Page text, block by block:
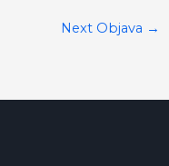
Next Objava →